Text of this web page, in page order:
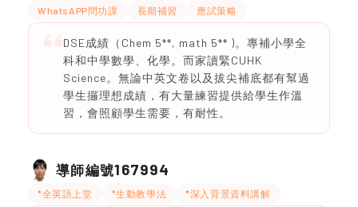
WhatsAPP問功課 長期補習 應試策略
DSE成績（Chem 5**, math 5** )。專補小學全
科和中學數學、化學。而家讀緊CUHK
Science。無論中英文卷以及拔尖補底都有幫過
學生攞理想成績，有大量練習提供給學生作溫
習，會照顧學生需要，有耐性。
導師編號167994
*全英語上堂 *生動教學法 *深入背景資料講解